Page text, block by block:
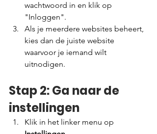
wachtwoord in en klik op
"Inloggen".
Als je meerdere websites beheert,
kies dan de juiste website
waarvoor je iemand wilt
uitnodigen.
Stap 2: Ga naar de
instellingen
Klik in het linker menu op